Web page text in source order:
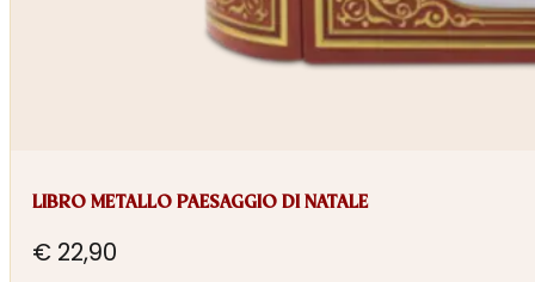
LIBRO METALLO PAESAGGIO DI NATALE
€ 22,90